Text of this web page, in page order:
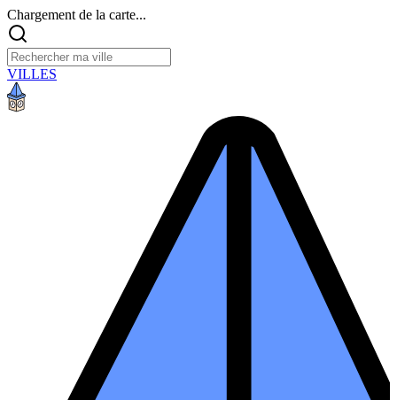
Chargement de la carte...
VILLES